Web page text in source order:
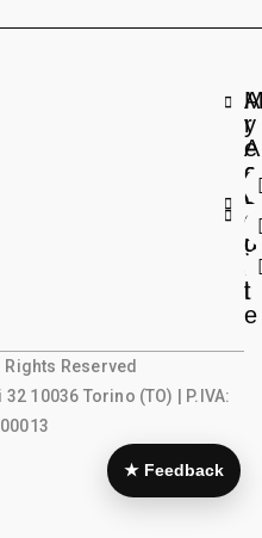
A
r
e
a
L
e
g
l
e
y
A
c
c
o
u
t
Reserved
32 10036 Torino (TO) | P.IVA:
★ Feedback